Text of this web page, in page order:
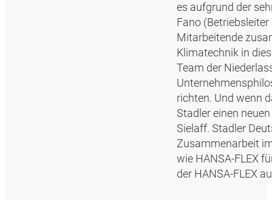
es aufgrund der
Fano
Mitarbeitende
Klimatechnik in
Team der
richten. Und wenn
Stadler einen
Sielaff. Stadler
Zusammenarbeit
wie HANSA‑FLEX
der HANSA‑FLEX